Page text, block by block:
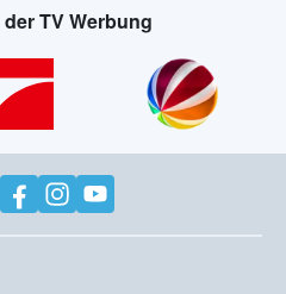
TV Werbung